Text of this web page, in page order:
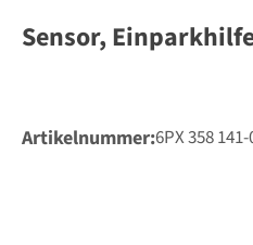
Sensor,
Artikelnummer 6PX 358